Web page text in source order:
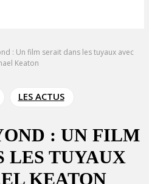
: Un film serait dans les tuyaux avec
Keaton
LES ACTUS
: UN FILM
LES TUYAUX
KEATON